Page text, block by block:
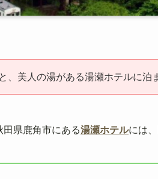
、美人の湯がある湯瀬ホテルに泊
県鹿角市にある湯瀬ホテルには